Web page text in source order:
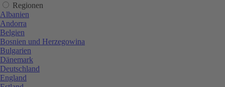
Regionen
Albanien
Andorra
Belgien
Bosnien und Herzegowina
Bulgarien
Dänemark
Deutschland
England